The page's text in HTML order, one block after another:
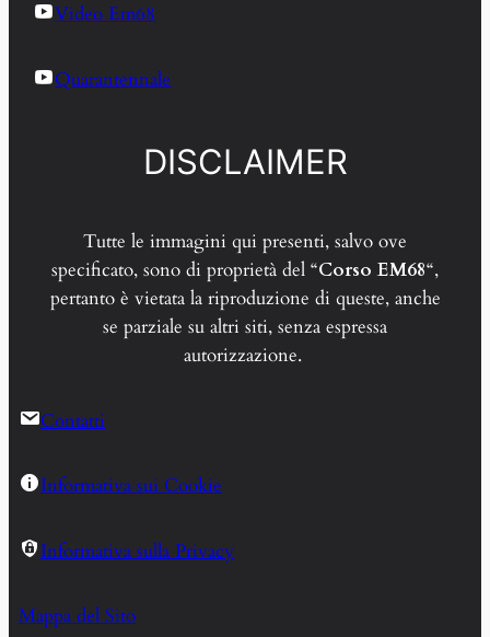
Video Em68
Quarantennale
DISCLAIMER
Tutte le immagini qui presenti, salvo ove
specificato, sono di proprietà del “Corso EM68“,
pertanto è vietata la riproduzione di queste, anche
se parziale su altri siti, senza espressa
autorizzazione.
Contatti
Informativa sui Cookie
Informativa sulla Privacy
Mappa del Sito